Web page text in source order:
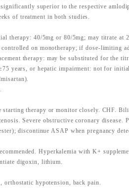
superior to the respective
of treatment in both studies.
therapy: 40/5mg or 80/5mg; may titrate at
on monotherapy; if dose-limiting
therapy: may be substituted for the
years, or hepatic impairment: not for
starting therapy or monitor closely. CHF.
Severe obstructive coronary disease.
discontinue ASAP when pregnancy
Hyperkalemia with K+
digoxin, lithium.
orthostatic hypotension, back pain.